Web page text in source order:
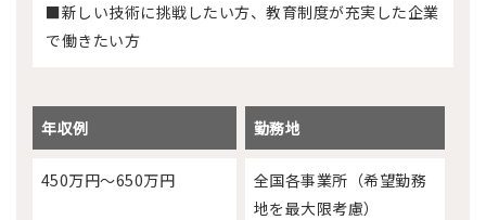
■新しい技術に挑戦したい方、教育制度が充実した企業
で働きたい方
年収例 勤務地
450万円～650万円
全国各事業所（希望勤務
地を最大限考慮）